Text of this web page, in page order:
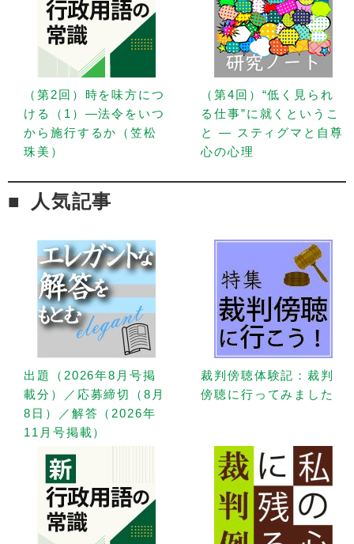
（第2回）時を味方につ
ける（1）—法令をいつ
から施行するか（笠松
珠美）
（第4回）“低く見られ
る仕事”に就くというこ
と — スティグマと自尊
心の心理
人気記事
出題（2026年8月号掲
載分）／応募締切（8月
8日）／解答（2026年
11月号掲載）
裁判傍聴体験記：裁判
傍聴に行ってみました